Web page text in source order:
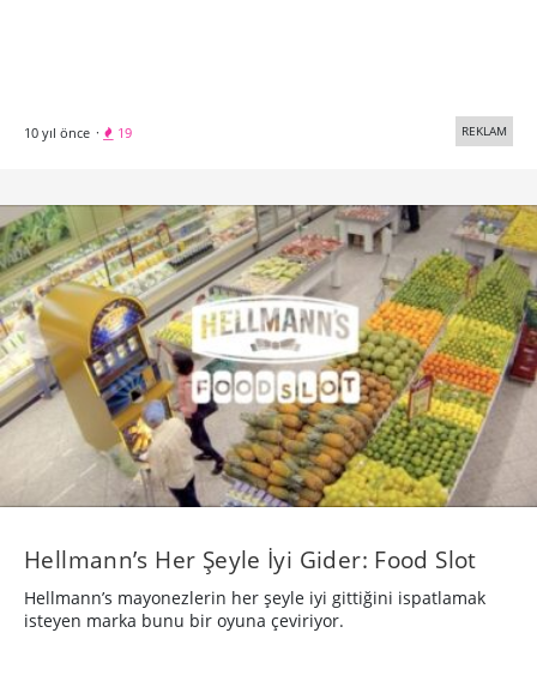
10 yıl önce · 19 REKLAM
Hellmann’s Her Şeyle İyi Gider: Food Slot
Hellmann’s mayonezlerin her şeyle iyi gittiğini ispatlamak
isteyen marka bunu bir oyuna çeviriyor.